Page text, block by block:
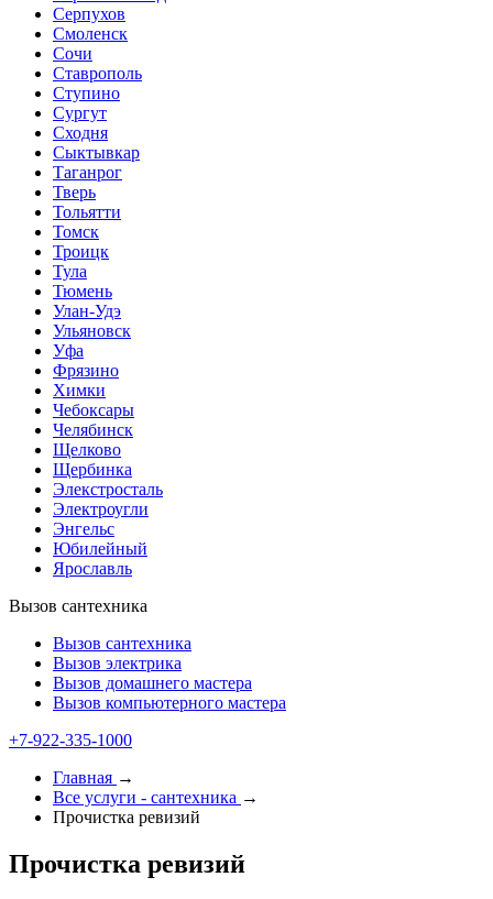
Серпухов
Смоленск
Сочи
Ставрополь
Ступино
Сургут
Сходня
Сыктывкар
Таганрог
Тверь
Тольятти
Томск
Троицк
Тула
Тюмень
Улан-Удэ
Ульяновск
Уфа
Фрязино
Химки
Чебоксары
Челябинск
Щелково
Щербинка
Элекстросталь
Электроугли
Энгельс
Юбилейный
Ярославль
Вызов сантехника
Вызов сантехника
Вызов электрика
Вызов домашнего мастера
Вызов компьютерного мастера
+7-922-335-1000
Главная →
Все услуги - cантехника →
Прочистка ревизий
Прочистка ревизий